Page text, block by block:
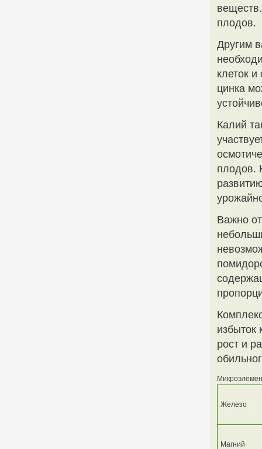
плодов.
Другим
клеток
цинка
Калий
плодов.
Важно
избыток
рост и
Железо
Магний